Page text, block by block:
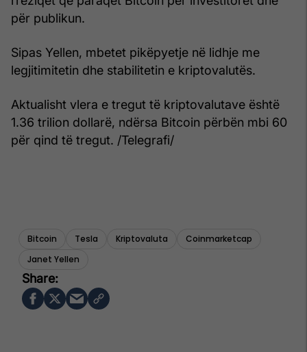
për publikun.
Sipas Yellen, mbetet pikëpyetje në lidhje me
legjitimitetin dhe stabilitetin e kriptovalutës.
Aktualisht vlera e tregut të kriptovalutave është
1.36 trilion dollarë, ndërsa Bitcoin përbën mbi 60
për qind të tregut. /Telegrafi/
Bitcoin Tesla Kriptovaluta
Coinmarketcap
Janet Yellen